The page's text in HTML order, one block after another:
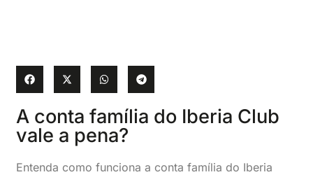
A conta família do Iberia Club
vale a pena?
Entenda como funciona a conta família do Iberia